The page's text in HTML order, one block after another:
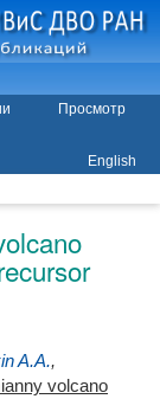
Просмотр
English
A.A.,
volcano